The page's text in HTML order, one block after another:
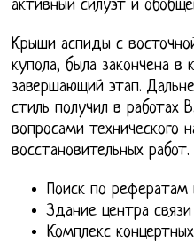
активный силуэт и
Крыши аспиды с
купола, была закончена в
завершающий этап.
стиль получил в работах
вопросами технического
восстановительных работ.
Поиск по рефератам
Здание центра
Комплекс